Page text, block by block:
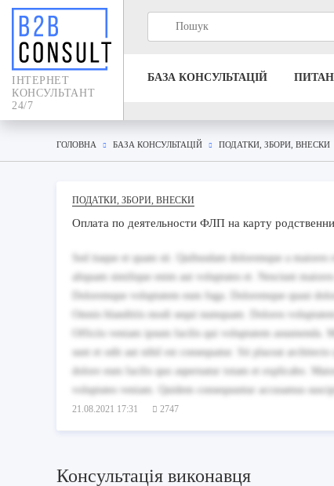
IНТЕРНЕТ
КОНСУЛЬТАНТ
24/7
БАЗА КОНСУЛЬТАЦIЙ
ГОЛОВНА БАЗА КОНСУЛЬТАЦIЙ ПОДАТКИ, ЗБОРИ, ВНЕСКИ
ПОДАТКИ, ЗБОРИ, ВНЕСКИ
Оплата по деятельности ФЛП на карту
Sed itaque et quam sit. Quibusdam doloremque a
aliquam similique enim aut voluptates et. Nesciunt
Doloremque voluptatem eum fuga. Doloremque quasi
Omnis blanditiis modi sequi numquam. Dolores
Officiis veniam ipsum facilis qui voluptatem assumenda.
sunt et odit aut nihil est consequatur. Sit placeat
dolore eum facilis quo aspernatur totam et explicabo.
voluptates veniam. Quidem consequuntur accusamus
21.08.2021 17:31 2747
Консультація виконавця